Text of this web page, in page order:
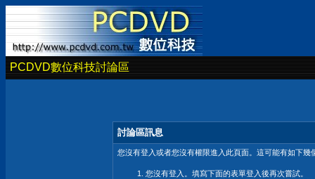
PCDVD數位科技討論區
討論區訊息
您沒有登入或者您沒有權限進入此頁面。這可能有如下幾
您沒有登入。填寫下面的表單登入後再次嘗試。